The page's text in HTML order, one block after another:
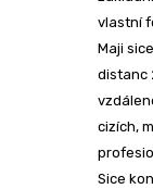
vlastní
Maji
distanc
cizích,
Sice